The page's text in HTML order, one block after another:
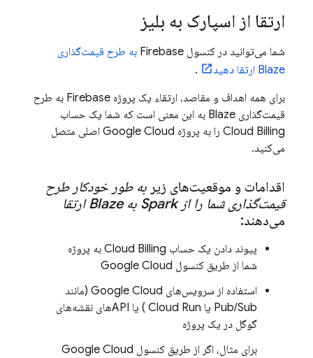
ارتقا از اسپارک به بلیز
شما می‌توانید در کنسول Firebase به طرح قیمت‌گذاری
Blaze ارتقا دهید
.
برای همه اهداف و مقاصد، ارتقاء یک پروژه Firebase به طرح
قیمت‌گذاری Blaze به این معنی است که شما یک حساب
Cloud Billing را به پروژه Google Cloud اصلی متصل
می‌کنید.
اقدامات و موقعیت‌های زیر به طور خودکار طرح
قیمت‌گذاری شما را از Spark به Blaze ارتقا
می‌دهند:
پیوند دادن یک حساب Cloud Billing به پروژه
شما از طریق کنسول Google Cloud
استفاده از سرویس‌های Google Cloud (مانند
Pub/Sub یا Cloud Run
) یا APIهای نقشه‌های
گوگل در یک پروژه
برای مثال، اگر از طریق کنسول Google Cloud